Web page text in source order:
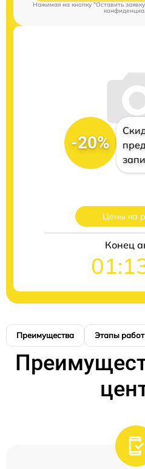
Нажимая на кнопку "Оставить
-20%
Цены на
Конец
Преимущества Этапы работ